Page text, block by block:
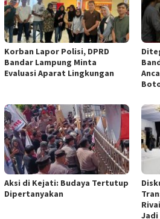
Korban Lapor Polisi, DPRD
Bandar Lampung Minta
Evaluasi Aparat Lingkungan
Aksi di Kejati: Budaya Tertutup
Dipertanyakan
Jadi